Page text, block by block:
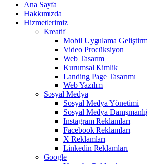
Ana Sayfa
Hakkımızda
Hizmetlerimiz
Kreatif
Mobil Uygulama
Video Prodüksiyon
Web Tasarım
Kurumsal Kimlik
Landing Page Tasarımı
Web Yazılım
Sosyal Medya
Sosyal Medya Yönetimi
Sosyal Medya
Instagram Reklamları
Facebook Reklamları
X Reklamları
Linkedin Reklamları
Google